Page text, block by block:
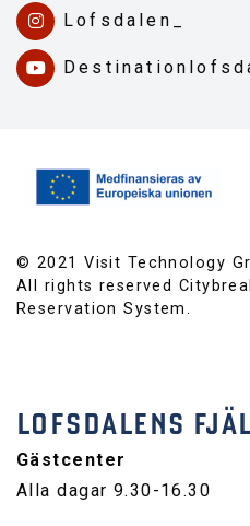
Lofsdalen_
© 2021 Visit Technology
All rights reserved
Reservation System.
LOFSDALENS
Gästcenter
Alla dagar 9.30-16.30